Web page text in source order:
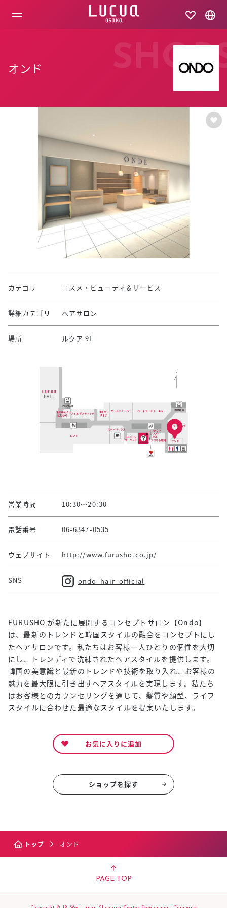
オンド
カテゴリ コスメ・ビューティ＆サービス
詳細カテゴリ ヘアサロン
場所 ルクア 9F
営業時間 10:30～20:30
電話番号 06-6347-0535
ウェブサイト http://www.furusho.co.jp/
SNS ondo_hair_official
FURUSHO が新たに展開するコンセプトサロン【Ondo】
は、最新のトレンドと韓国スタイルの融合をコンセプトにし
たヘアサロンです。私たちはお客様一人ひとりの個性を大切
にし、トレンディで洗練されたヘアスタイルを提供します。
韓国の美意識と最新のトレンドや技術を取り入れ、お客様の
魅力を最大限に引き出すヘアスタイルを実現します。私たち
はお客様とのカウンセリングを通じて、髪質や顔型、ライフ
スタイルに合わせた最適なスタイルを提案いたします。
お気に入りに追加
ショップを探す
トップ オンド
PAGE TOP